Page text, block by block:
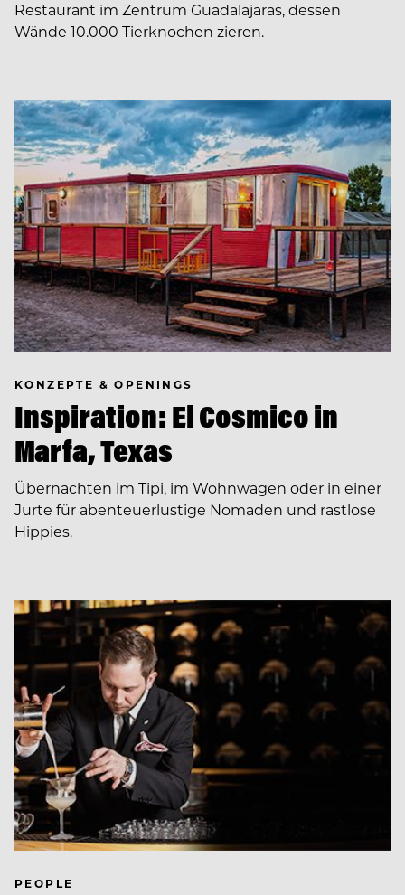
Restaurant im Zentrum Guadalajaras, dessen
Wände 10.000 Tierknochen zieren.
KONZEPTE & OPENINGS
Inspiration: El Cosmico in
Marfa, Texas
Übernachten im Tipi, im Wohnwagen oder in einer
Jurte für abenteuerlustige Nomaden und rastlose
Hippies.
PEOPLE